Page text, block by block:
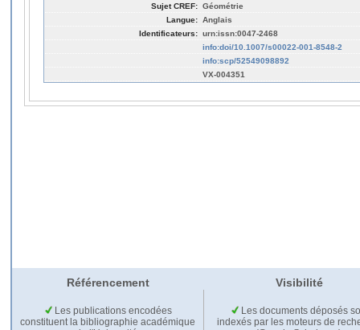
Sujet CREF: Géométrie
Langue: Anglais
Identificateurs: urn:issn:0047-2468
info:doi/10.1007/s00022-001-8548-2
info:scp/52549098892
VX-004351
Référencement Visibilité
Les publications encodées
constituent la bibliographie académique
Les documents déposés
indexés par les moteurs de